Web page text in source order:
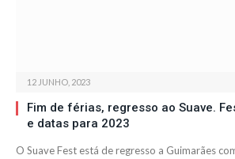
12 JUNHO, 2023
Fim de férias, regresso ao Suave.
e datas para 2023
O Suave Fest está de regresso a Guimarães